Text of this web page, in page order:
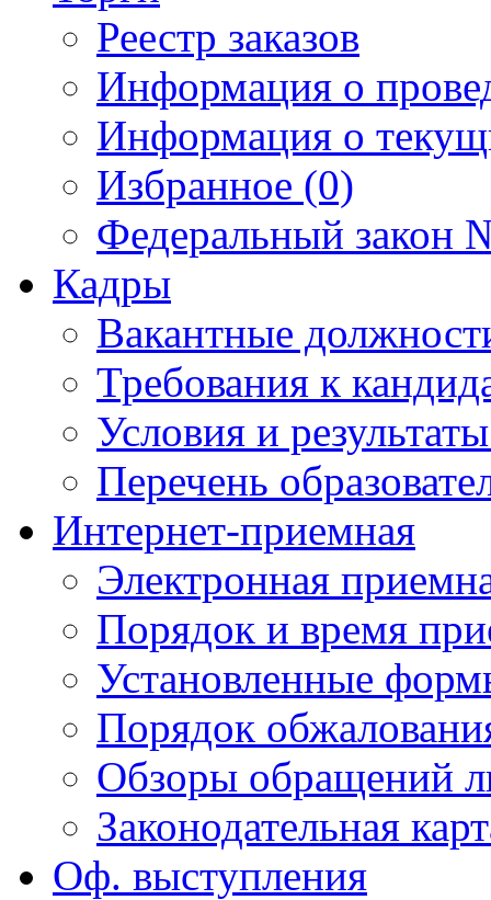
Реестр заказов
Информация о
Информация о
Избранное (0)
Федеральный закон
Кадры
Вакантные
Требования к
Условия и
Перечень
Интернет-приемная
Электронная
Порядок и время
Установленные
Порядок
Обзоры обращений
Законодательная
Оф. выступления